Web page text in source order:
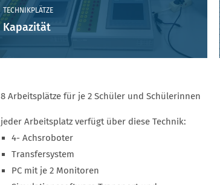
TECHNIKPLÄTZE
Kapazität
8 Arbeitsplätze für je 2 Schüler und Schülerinnen
jeder Arbeitsplatz verfügt über diese Technik:
4- Achsroboter
Transfersystem
PC mit je 2 Monitoren